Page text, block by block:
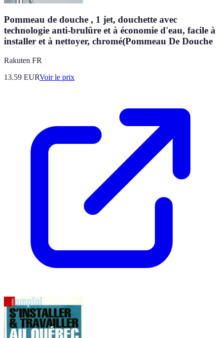
Pommeau de douche , 1 jet, douchette avec
technologie anti-brulûre et à économie d'eau, facile à
installer et à nettoyer, chromé(Pommeau De Douche
Rakuten FR
13.59 EURVoir le prix